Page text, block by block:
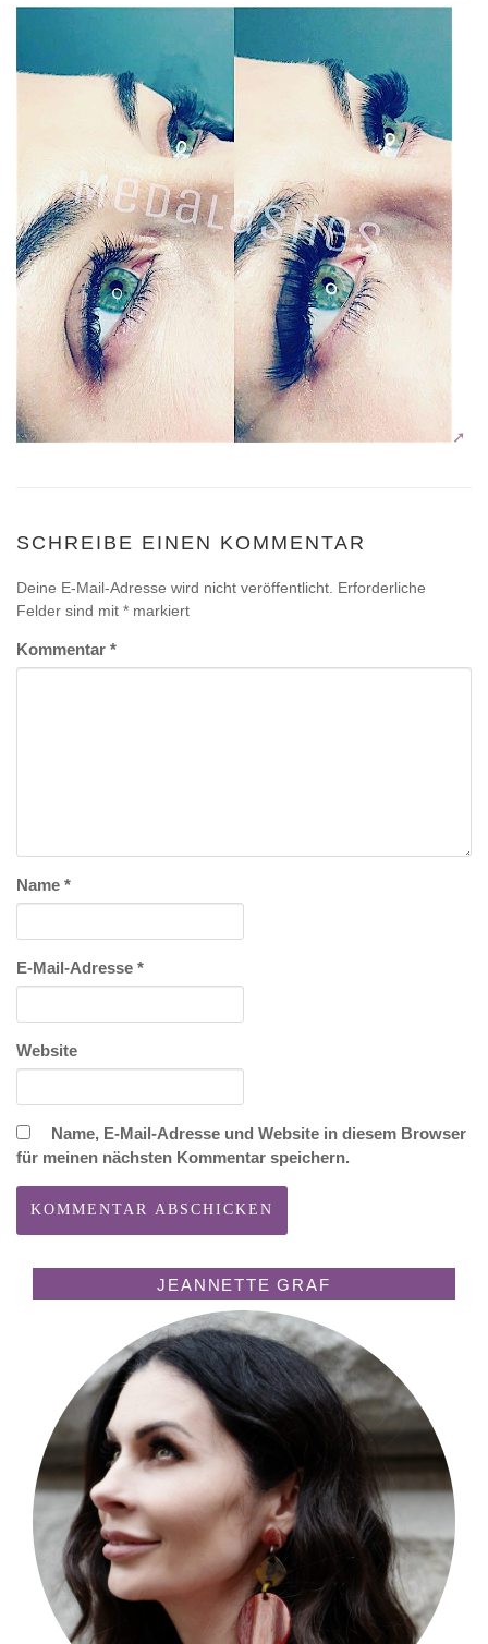
SCHREIBE EINEN KOMMENTAR
Deine E-Mail-Adresse wird nicht veröffentlicht. Erforderliche
Felder sind mit * markiert
Kommentar *
Name *
E-Mail-Adresse *
Website
Name, E-Mail-Adresse und Website in diesem Browser
für meinen nächsten Kommentar speichern.
JEANNETTE GRAF